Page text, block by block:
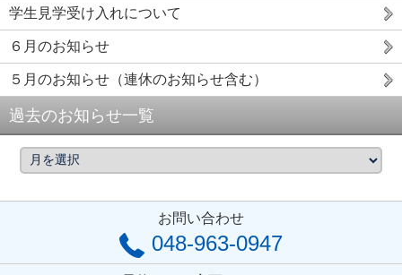
学生見学受け入れについて
６月のお知らせ
５月のお知らせ（連休のお知らせ含む）
過去のお知らせ一覧
お問い合わせ
048-963-0947